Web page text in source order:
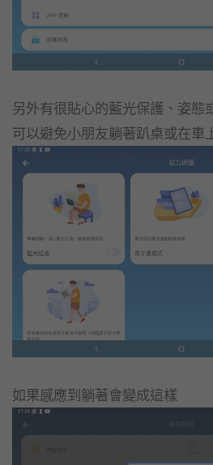
另外有很貼心的藍光保護、姿態
可以避免小朋友躺著趴桌或在車
如果感應到躺著會變成這樣